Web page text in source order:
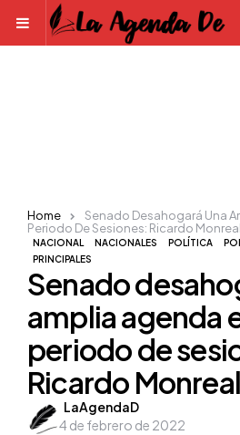
Menu
NACIONAL NACIONALES POLÍTICA
PRINCIPALES
Senado
amplia agenda
periodo de
Ricardo Monreal
Posted
by
LaAgendaD
4 de febrero de 2022
Home
Senado Desahogará Una
Periodo De Sesiones: Ricardo Monreal